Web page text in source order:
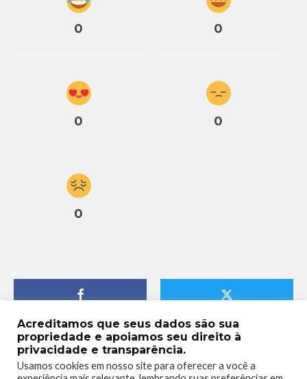
0 0
0 0
0
Acreditamos que seus dados são sua
propriedade e apoiamos seu direito à
privacidade e transparência.
Usamos cookies em nosso site para oferecer a você a